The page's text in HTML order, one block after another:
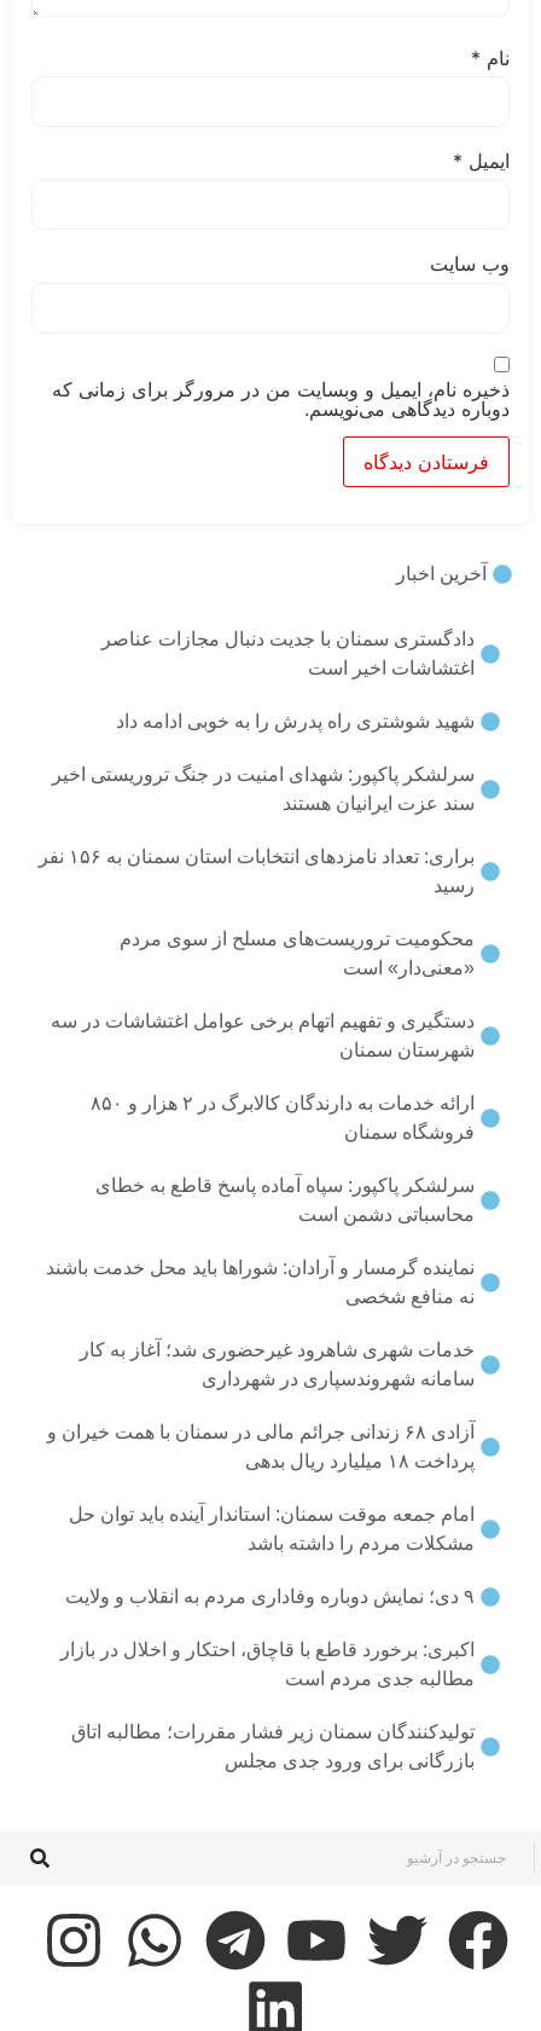
نام، ایمیل و وبسایت من در مرورگر برای زمانی که
دیدگاهی می‌نویسم.
اخبار
سمنان با جدیت دنبال مجازات عناصر
اخیر است
شوشتری راه پدرش را به خوبی ادامه داد
پاکپور: شهدای امنیت در جنگ تروریستی اخیر
عزت ایرانیان هستند
براری: تعداد نامزدهای انتخابات استان سمنان به ۱۵۶ نفر
تروریست‌های مسلح از سوی مردم
است
و تفهیم اتهام برخی عوامل اغتشاشات در سه
سمنان
ارائه خدمات به دارندگان کالابرگ در ۲ هزار و ۸۵۰
سمنان
پاکپور: سپاه آماده پاسخ قاطع به خطای
دشمن است
گرمسار و آرادان: شوراها باید محل خدمت باشند
منافع شخصی
شهری شاهرود غیرحضوری شد؛ آغاز به کار
شهروندسپاری در شهرداری
آزادی ۶۸ زندانی جرائم مالی در سمنان با همت خیران و
۱۸ میلیارد ریال بدهی
جمعه موقت سمنان: استاندار آینده باید توان حل
مردم را داشته باشد
برخورد قاطع با قاچاق، احتکار و اخلال در بازار
جدی مردم است
سمنان زیر فشار مقررات؛ مطالبه اتاق
برای ورود جدی مجلس